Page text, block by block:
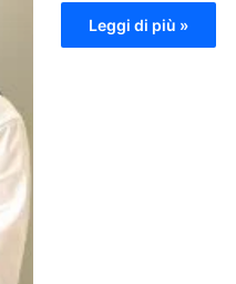
Leggi di più »